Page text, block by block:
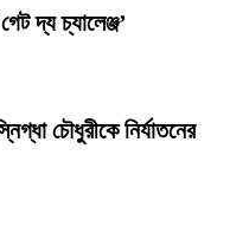
দ্য চ্যালেঞ্জ’
চৌধুরীকে নির্যাতনের